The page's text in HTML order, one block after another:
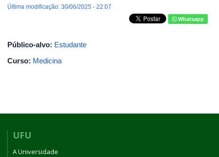
Última modificação: 30/06/2025 - 22:07
Whatsapp
Público-alvo: Estudante
Curso: Medicina
UFU
A Universidade